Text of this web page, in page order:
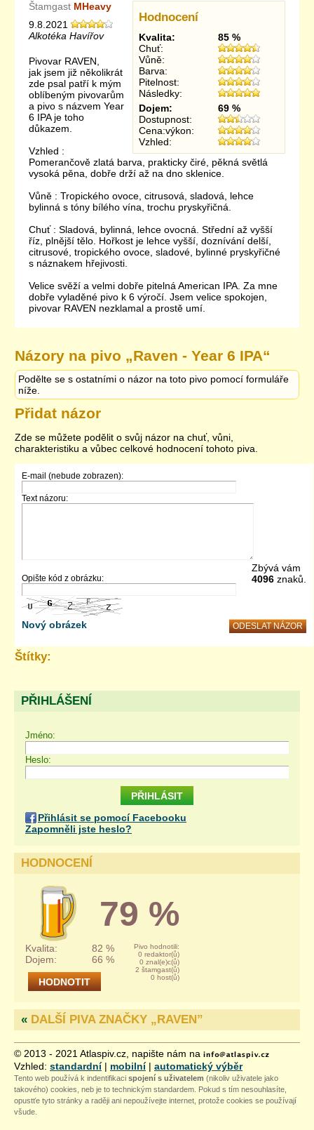
Hodnocení
Kvalita:
85 %
Chuť:
Vůně:
Barva:
Pitelnost:
Následky:
Dojem:
69 %
Dostupnost:
Cena:výkon:
Vzhled:
Štamgast MHeavy
9.8.2021
Alkotéka Havířov
Pivovar RAVEN,
jak jsem již několikrát
zde psal patří k mým
oblíbeným pivovarům
a pivo s názvem Year
6 IPA je toho
důkazem.
Vzhled :
Pomerančově zlatá barva, prakticky čiré, pěkná světlá
vysoká pěna, dobře drží až na dno sklenice.
Vůně : Tropického ovoce, citrusová, sladová, lehce
bylinná s tóny bílého vína, trochu pryskyřičná.
Chuť : Sladová, bylinná, lehce ovocná. Střední až vyšší
říz, plnější tělo. Hořkost je lehce vyšší, doznívání delší,
citrusové, tropického ovoce, sladové, bylinné pryskyřičné
s náznakem hřejivosti.
Velice svěží a velmi dobře pitelná American IPA. Za mne
dobře vyladěné pivo k 6 výročí. Jsem velice spokojen,
pivovar RAVEN nezklamal a prostě umí.
Názory na pivo „Raven - Year 6 IPA“
Podělte se s ostatními o názor na toto pivo pomocí formuláře
níže.
Přidat názor
Zde se můžete podělit o svůj názor na chuť, vůni,
charakteristiku a vůbec celkové hodnocení tohoto piva.
E-mail (nebude zobrazen):
Text názoru:
Zbývá vám
4096 znaků.
Opište kód z obrázku:
Nový obrázek
Štítky:
PŘIHLÁŠENÍ
Jméno:
Heslo:
Přihlásit se pomocí Facebooku
Zapomněli jste heslo?
HODNOCENÍ
79 %
Kvalita: 82 %
Pivo hodnotili:
0 redaktor(ů)
0 znal(e)c(ů)
2 štamgast(ů)
0 host(ů)
Dojem: 66 %
« DALŠÍ PIVA ZNAČKY „RAVEN”
© 2013 - 2021 Atlaspiv.cz, napište nám na
Vzhled: standardní| mobilní| automatický výběr
Tento web používá k indentifikaci spojení s uživatelem (nikoliv uživatele jako
takového) cookies, neb je to technickým standardem. Pokud s tím nesouhlasíte,
opustťe tyto stránky a raději ani nepoužívejte internet, protože cookies se používají
všude.